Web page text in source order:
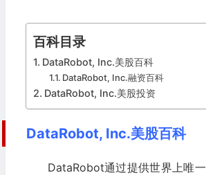
百科目录
DataRobot, Inc.美股百科
DataRobot, Inc.融资百科
DataRobot, Inc.美股投资
DataRobot, Inc.美股百科
DataRobot通过提供世界上唯